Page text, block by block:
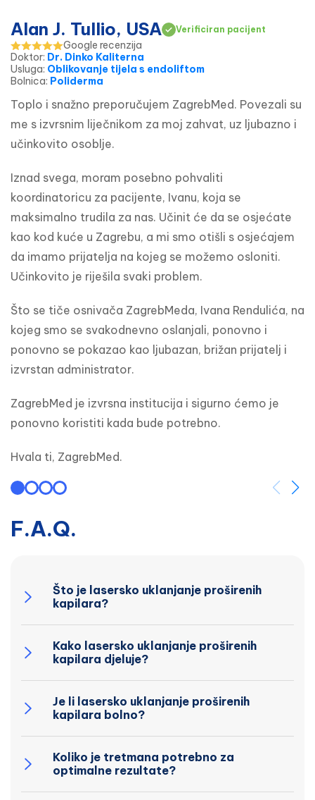
Alan J. Tullio, USA Verificiran pacijent
Google recenzija
Doktor: Dr. Dinko Kaliterna
Usluga: Oblikovanje tijela s endoliftom
Bolnica: Poliderma
Toplo i snažno preporučujem ZagrebMed. Povezali su
me s izvrsnim liječnikom za moj zahvat, uz ljubazno i
učinkovito osoblje.
Iznad svega, moram posebno pohvaliti
koordinatoricu za pacijente, Ivanu, koja se
maksimalno trudila za nas. Učinit će da se osjećate
kao kod kuće u Zagrebu, a mi smo otišli s osjećajem
da imamo prijatelja na kojeg se možemo osloniti.
Učinkovito je riješila svaki problem.
Što se tiče osnivača ZagrebMeda, Ivana Rendulića, na
kojeg smo se svakodnevno oslanjali, ponovno i
ponovno se pokazao kao ljubazan, brižan prijatelj i
izvrstan administrator.
ZagrebMed je izvrsna institucija i sigurno ćemo je
ponovno koristiti kada bude potrebno.
Hvala ti, ZagrebMed.
F.A.Q.
Što je lasersko uklanjanje proširenih
kapilara?
Kako lasersko uklanjanje proširenih
kapilara djeluje?
Je li lasersko uklanjanje proširenih
kapilara bolno?
Koliko je tretmana potrebno za
optimalne rezultate?